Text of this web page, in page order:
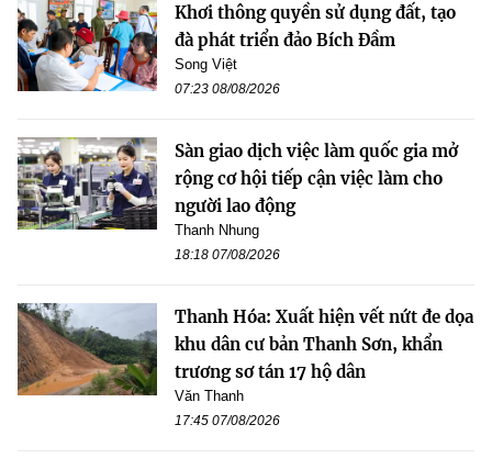
Khơi thông quyền sử dụng đất, tạo
đà phát triển đảo Bích Đầm
Song Việt
07:23 08/08/2026
Sàn giao dịch việc làm quốc gia mở
rộng cơ hội tiếp cận việc làm cho
người lao động
Thanh Nhung
18:18 07/08/2026
Thanh Hóa: Xuất hiện vết nứt đe dọa
khu dân cư bản Thanh Sơn, khẩn
trương sơ tán 17 hộ dân
Văn Thanh
17:45 07/08/2026